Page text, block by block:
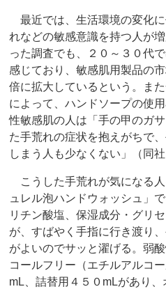
最近では、生活環境の変化
れなどの敏感意識を持つ人が
った調査でも、２０～３０代
感じており、敏感肌用製品の
倍に拡大しているという。ま
によって、ハンドソープの使
性敏感肌の人は「手の甲のガ
た手荒れの症状を抱えがちで
しまう人も少なくない」（同社
こうした手荒れが気になる
ュレル泡ハンドウォッシュ」
リチン酸塩、保湿成分・グリ
が、すばやく手指に行き渡り
がよいのでサッと濯げる。弱
コールフリー（エチルアルコ
mL、詰替用４５０mLがあり、